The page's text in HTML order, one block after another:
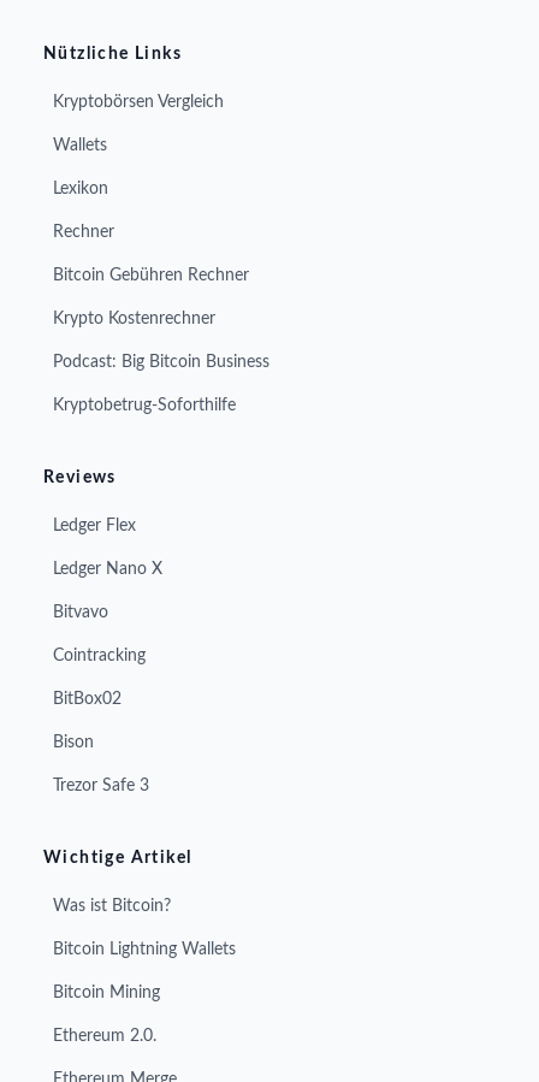
Nützliche Links
Kryptobörsen Vergleich
Wallets
Lexikon
Rechner
Bitcoin Gebühren Rechner
Krypto Kostenrechner
Podcast: Big Bitcoin Business
Kryptobetrug-Soforthilfe
Reviews
Ledger Flex
Ledger Nano X
Bitvavo
Cointracking
BitBox02
Bison
Trezor Safe 3
Wichtige Artikel
Was ist Bitcoin?
Bitcoin Lightning Wallets
Bitcoin Mining
Ethereum 2.0.